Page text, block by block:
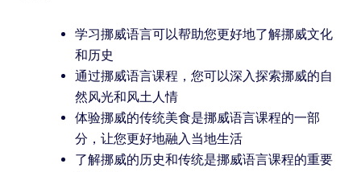
学习挪威语言可以帮助您更好地了解挪威文化
和历史
通过挪威语言课程，您可以深入探索挪威的自
然风光和风土人情
体验挪威的传统美食是挪威语言课程的一部
分，让您更好地融入当地生活
了解挪威的历史和传统是挪威语言课程的重要